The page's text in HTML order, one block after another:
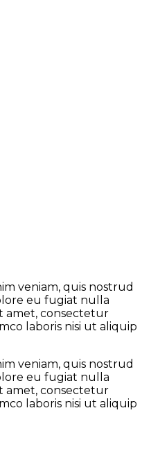
veniam, quis nostrud
eu fugiat nulla
amet, consectetur
laboris nisi ut aliquip
veniam, quis nostrud
eu fugiat nulla
amet, consectetur
laboris nisi ut aliquip